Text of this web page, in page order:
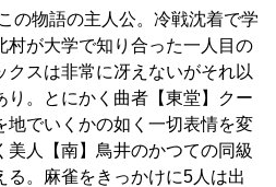
の物語の主人公。冷戦沈着で学
村が大学で知り合った一人目の
クスは非常に冴えないがそれ以
り。とにかく曲者【東堂】クー
地でいくかの如く一切表情を変
美人【南】鳥井のかつての同級
る。麻雀をきっかけに5人は出